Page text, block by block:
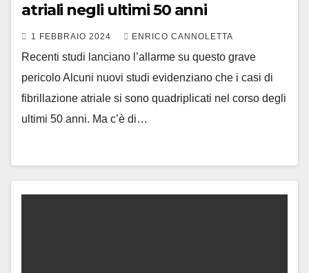
atriali negli ultimi 50 anni
1 FEBBRAIO 2024 ENRICO CANNOLETTA
Recenti studi lanciano l’allarme su questo grave
pericolo Alcuni nuovi studi evidenziano che i casi di
fibrillazione atriale si sono quadriplicati nel corso degli
ultimi 50 anni. Ma c’è di…